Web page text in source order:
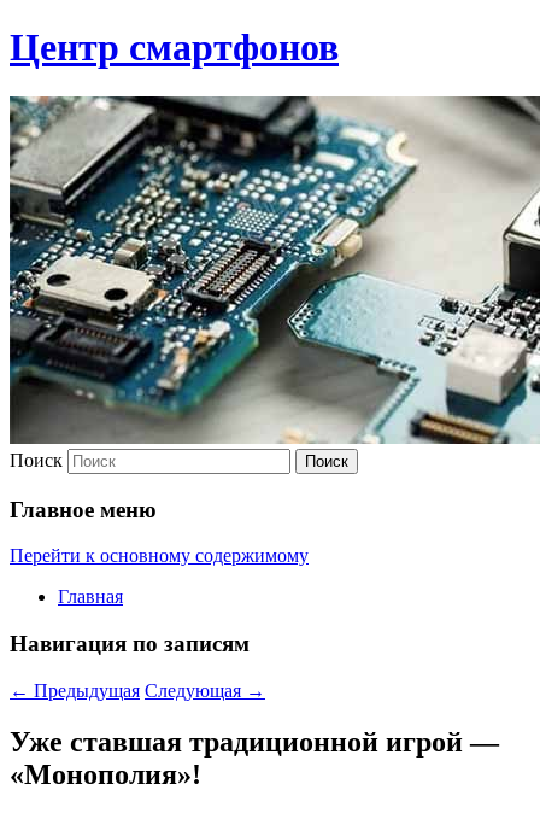
Центр смартфонов
Поиск
Главное меню
Перейти к основному содержимому
Главная
Навигация по записям
← Предыдущая Следующая →
Уже ставшая традиционной игрой —
«Монополия»!